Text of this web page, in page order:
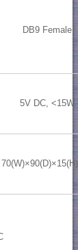
DB9 Female
5V DC, <15W